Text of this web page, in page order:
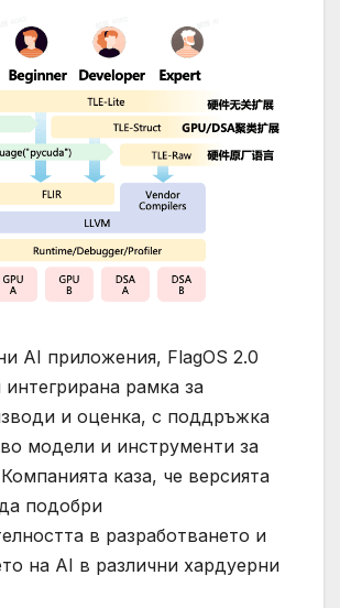
AI приложения, FlagOS 2.0
интегрирана рамка за
и оценка, с поддръжка
модели и инструменти за
каза, че версията
подобри
в разработването и
на AI в различни хардуерни